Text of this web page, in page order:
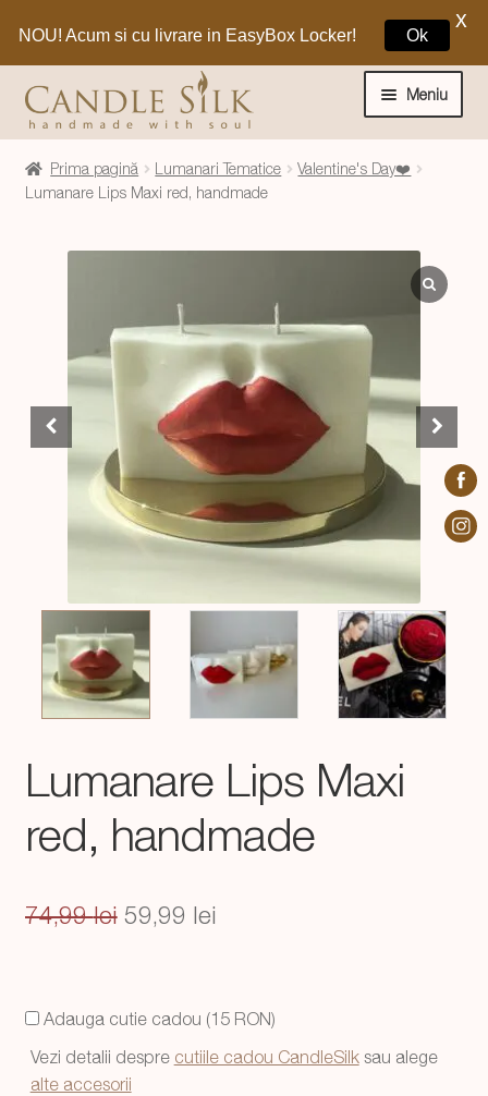
la
navigare
la
conținut
Meniu
Home
Extinde
meniul
Despre CandleSilk
Prima pagină Lumanari Tematice
Valentine's Day❤️
Lumanare Lips Maxi red, handmade
Lumanare Lips Maxi
red, handmade
74,99lei Prețul
fost:
74,99 lei.
59,99 lei
59,99 lei.
Adauga cutie cadou (15 RON)
Vezi detalii despre cutiile cadou CandleSilksau alege
alte accesorii
NOU! Acum si cu livrare in EasyBox Locker! Ok
X